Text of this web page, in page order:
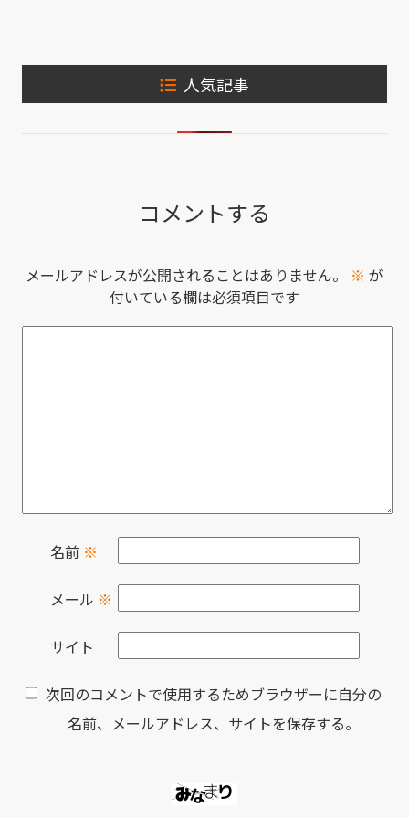
人気記事
コメントする
メールアドレスが公開されることはありません。 ※ が
付いている欄は必須項目です
名前 ※
メール ※
サイト
次回のコメントで使用するためブラウザーに自分の
名前、メールアドレス、サイトを保存する。